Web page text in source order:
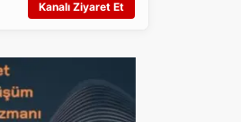
Kanalı Ziyaret Et